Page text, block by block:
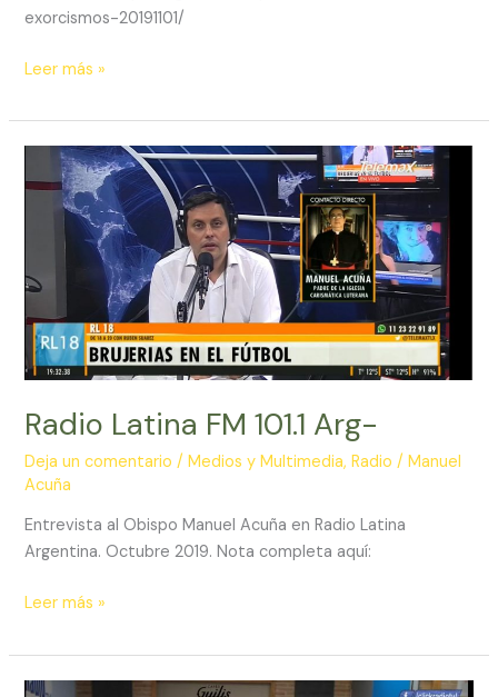
exorcismos-20191101/
Prevención
Salud
Espiritual
Leer más »
Radio Latina FM 101.1 Arg-
Deja un comentario /Medios y Multimedia,Radio /Manuel
Acuña
Entrevista al Obispo Manuel Acuña en Radio Latina
Argentina. Octubre 2019. Nota completa aquí:
Radio
FM
101.1
Leer más »